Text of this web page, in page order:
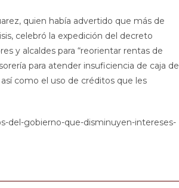
quien había advertido que más de
celebró la expedición del decreto
y alcaldes para “reorientar rentas de
para atender insuficiencia de caja de
como el uso de créditos que les
del-gobierno-que-disminuyen-intereses-